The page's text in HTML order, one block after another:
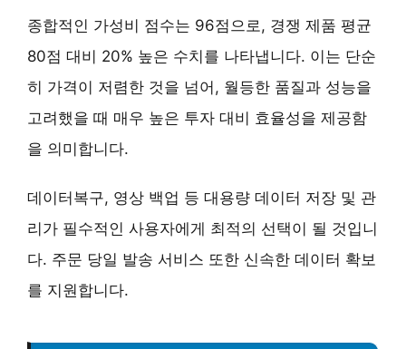
종합적인 가성비 점수는 96점으로, 경쟁 제품 평균
80점 대비 20% 높은 수치를 나타냅니다. 이는 단순
히 가격이 저렴한 것을 넘어, 월등한 품질과 성능을
고려했을 때 매우 높은 투자 대비 효율성을 제공함
을 의미합니다.
데이터복구, 영상 백업 등 대용량 데이터 저장 및 관
리가 필수적인 사용자에게 최적의 선택이 될 것입니
다. 주문 당일 발송 서비스 또한 신속한 데이터 확보
를 지원합니다.